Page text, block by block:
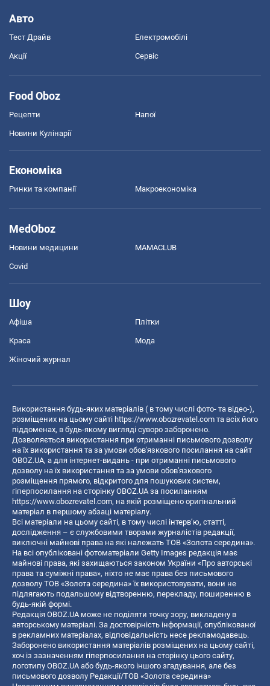
Авто
Тест Драйв Електромобілі
Акції Сервіс
Food Oboz
Рецепти Напої
Новини Кулінарії
Економіка
Ринки та компанії Макроекономіка
MedOboz
Новини медицини MAMACLUB
Covid
Шоу
Афіша Плітки
Краса Мода
Жіночий журнал
Використання будь-яких матеріалів ( в тому числі фото- та відео-),
розміщених на цьому сайті https://www.obozrevatel.com та всіх його
піддоменах, в будь-якому вигляді суворо заборонено.
Дозволяється використання при отриманні письмового дозволу
на їх використання та за умови обов'язкового посилання на сайт
OBOZ.UA, а для інтернет-видань - при отриманні письмового
дозволу на їх використання та за умови обов'язкового
розміщення прямого, відкритого для пошукових систем,
гіперпосилання на сторінку OBOZ.UA за посиланням
https://www.obozrevatel.com, на якій розміщено оригінальний
матеріал в першому абзаці матеріалу.
Всі матеріали на цьому сайті, в тому числі інтерв’ю, статті,
дослідження – є службовими творами журналістів редакції,
виключні майнові права на які належать ТОВ «Золота середина».
На всі опубліковані фотоматеріали Getty Images редакція має
майнові права, які захищаються законом України «Про авторські
права та суміжні права», ніхто не має права без письмового
дозволу ТОВ «Золота середина» їх використовувати, вони не
підлягають подальшому відтворенню, перекладу, поширенню в
будь-якій формі.
Редакція OBOZ.UA може не поділяти точку зору, викладену в
авторському матеріалі. За достовірність інформації, опублікованої
в рекламних матеріалах, відповідальність несе рекламодавець.
Заборонено використання матеріалів розміщених на цьому сайті,
хоч із зазначенням гіперпосилання на сторінку цього сайту,
логотипу OBOZ.UA або будь-якого іншого згадування, але без
письмового дозволу Редакції/ТОВ «Золота середина»